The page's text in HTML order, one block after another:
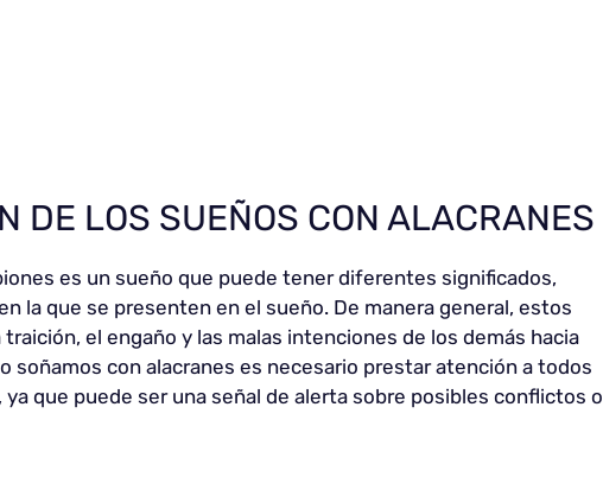
DE LOS SUEÑOS CON ALACRANES
es un sueño que puede tener diferentes significados,
la que se presenten en el sueño. De manera general, estos
el engaño y las malas intenciones de los demás hacia
soñamos con alacranes es necesario prestar atención a todos
que puede ser una señal de alerta sobre posibles conflictos o